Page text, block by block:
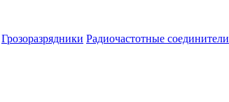
Грозоразрядники Радиочастотные соединители